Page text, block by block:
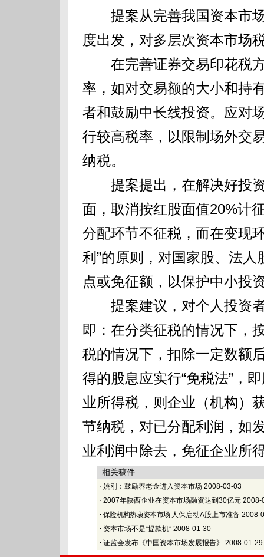
提案从完善我国资本市场
度出发，对多层次资本市场
在完善证券交易印花税方
率，如对交易额的大小和持
者和鼓励中长线投资。应对
行较高税率，以限制场外交
纳税。
提案提出，在解决好投资
面，取消按红股面值20%计
分配环节不征税，而在变现
利”的原则，对国家股、法
点或免征额，以保护中小投
提案建议，对个人投资者
即：在分类征税的情况下，
税的情况下，扣除一定数额
得的股息应实行“免税法”，
业所得税，则企业（机构）
节纳税，对已分配利润，如
业利润中除去，免征企业所
相关稿件
· 姚刚：鼓励养老金进入资本市场 2008-03-03
· 2007年陕西企业在资本市场融资达到30亿元 2008-
· 保险机构热衷资本市场 人保启动A股上市准备2008-
· 资本市场不是“提款机” 2008-01-30
· 证监会发布《中国资本市场发展报告》 2008-01-29